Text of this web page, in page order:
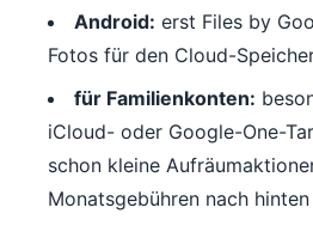
Android: erst Files by
Fotos für den Cloud-
für Familienkonten:
iCloud- oder Google-One-
schon kleine
Monatsgebühren nach